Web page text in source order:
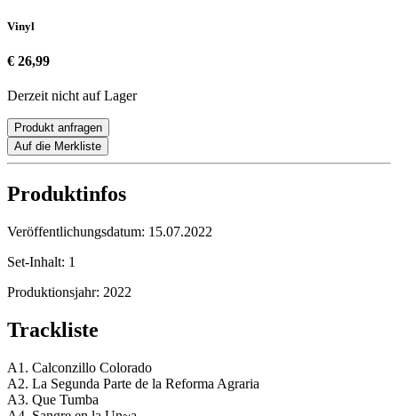
Vinyl
€ 26,99
Derzeit nicht auf Lager
Produkt anfragen
Auf die Merkliste
Produktinfos
Veröffentlichungsdatum: 15.07.2022
Set-Inhalt: 1
Produktionsjahr: 2022
Trackliste
A1. Calconzillo Colorado
A2. La Segunda Parte de la Reforma Agraria
A3. Que Tumba